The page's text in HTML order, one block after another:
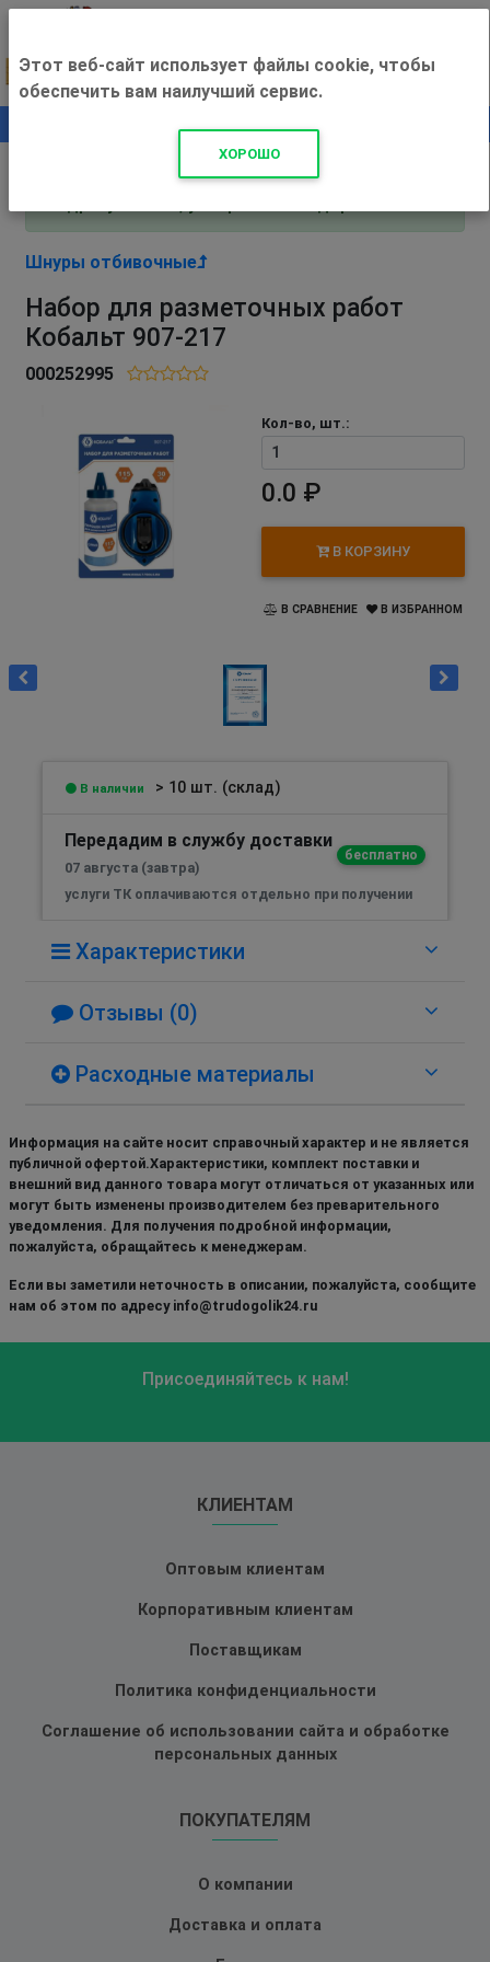
+500 ₽
Внимание! С 3 августа магазин работает по
Шнуры отбивочные
Набор для разметочных работ
Кобальт 907-217
000252995
Кол-во, шт.:
0.0 ₽
В КОРЗИНУ
В СРАВНЕНИЕ В ИЗБРАННОМ
В наличии > 10 шт. (склад)
Передадим в службу доставки
бесплатно
07 августа (завтра)
услуги ТК оплачиваются отдельно при получении
Характеристики
Отзывы (0)
Расходные материалы
Информация на сайте носит справочный характер и не является
публичной офертой.Характеристики, комплект поставки и
внешний вид данного товара могут отличаться от указанных или
могут быть изменены производителем без преварительного
уведомления. Для получения подробной информации,
пожалуйста, обращайтесь к менеджерам.
Если вы заметили неточность в описании, пожалуйста, сообщите
нам об этом по адресу info@trudogolik24.ru
Присоединяйтесь к нам!
КЛИЕНТАМ
Оптовым клиентам
Корпоративным клиентам
Поставщикам
Политика конфиденциальности
Соглашение об использовании сайта и обработке
персональных данных
ПОКУПАТЕЛЯМ
О компании
Доставка и оплата
Этот веб-сайт использует файлы cookie, чтобы
обеспечить вам наилучший сервис.
ХОРОШО